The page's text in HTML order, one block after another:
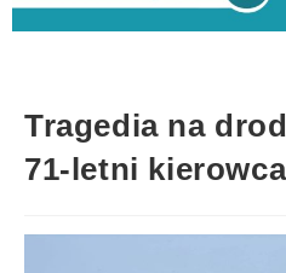
Tragedia na
71-letni